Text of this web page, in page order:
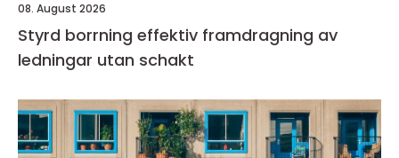
08. August 2026
Styrd borrning effektiv framdragning av
ledningar utan schakt